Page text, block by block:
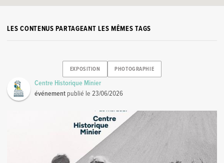
LES CONTENUS PARTAGEANT LES MÊMES TAGS
EXPOSITION PHOTOGRAPHIE
Centre Historique Minier
événement publié le23/06/2026